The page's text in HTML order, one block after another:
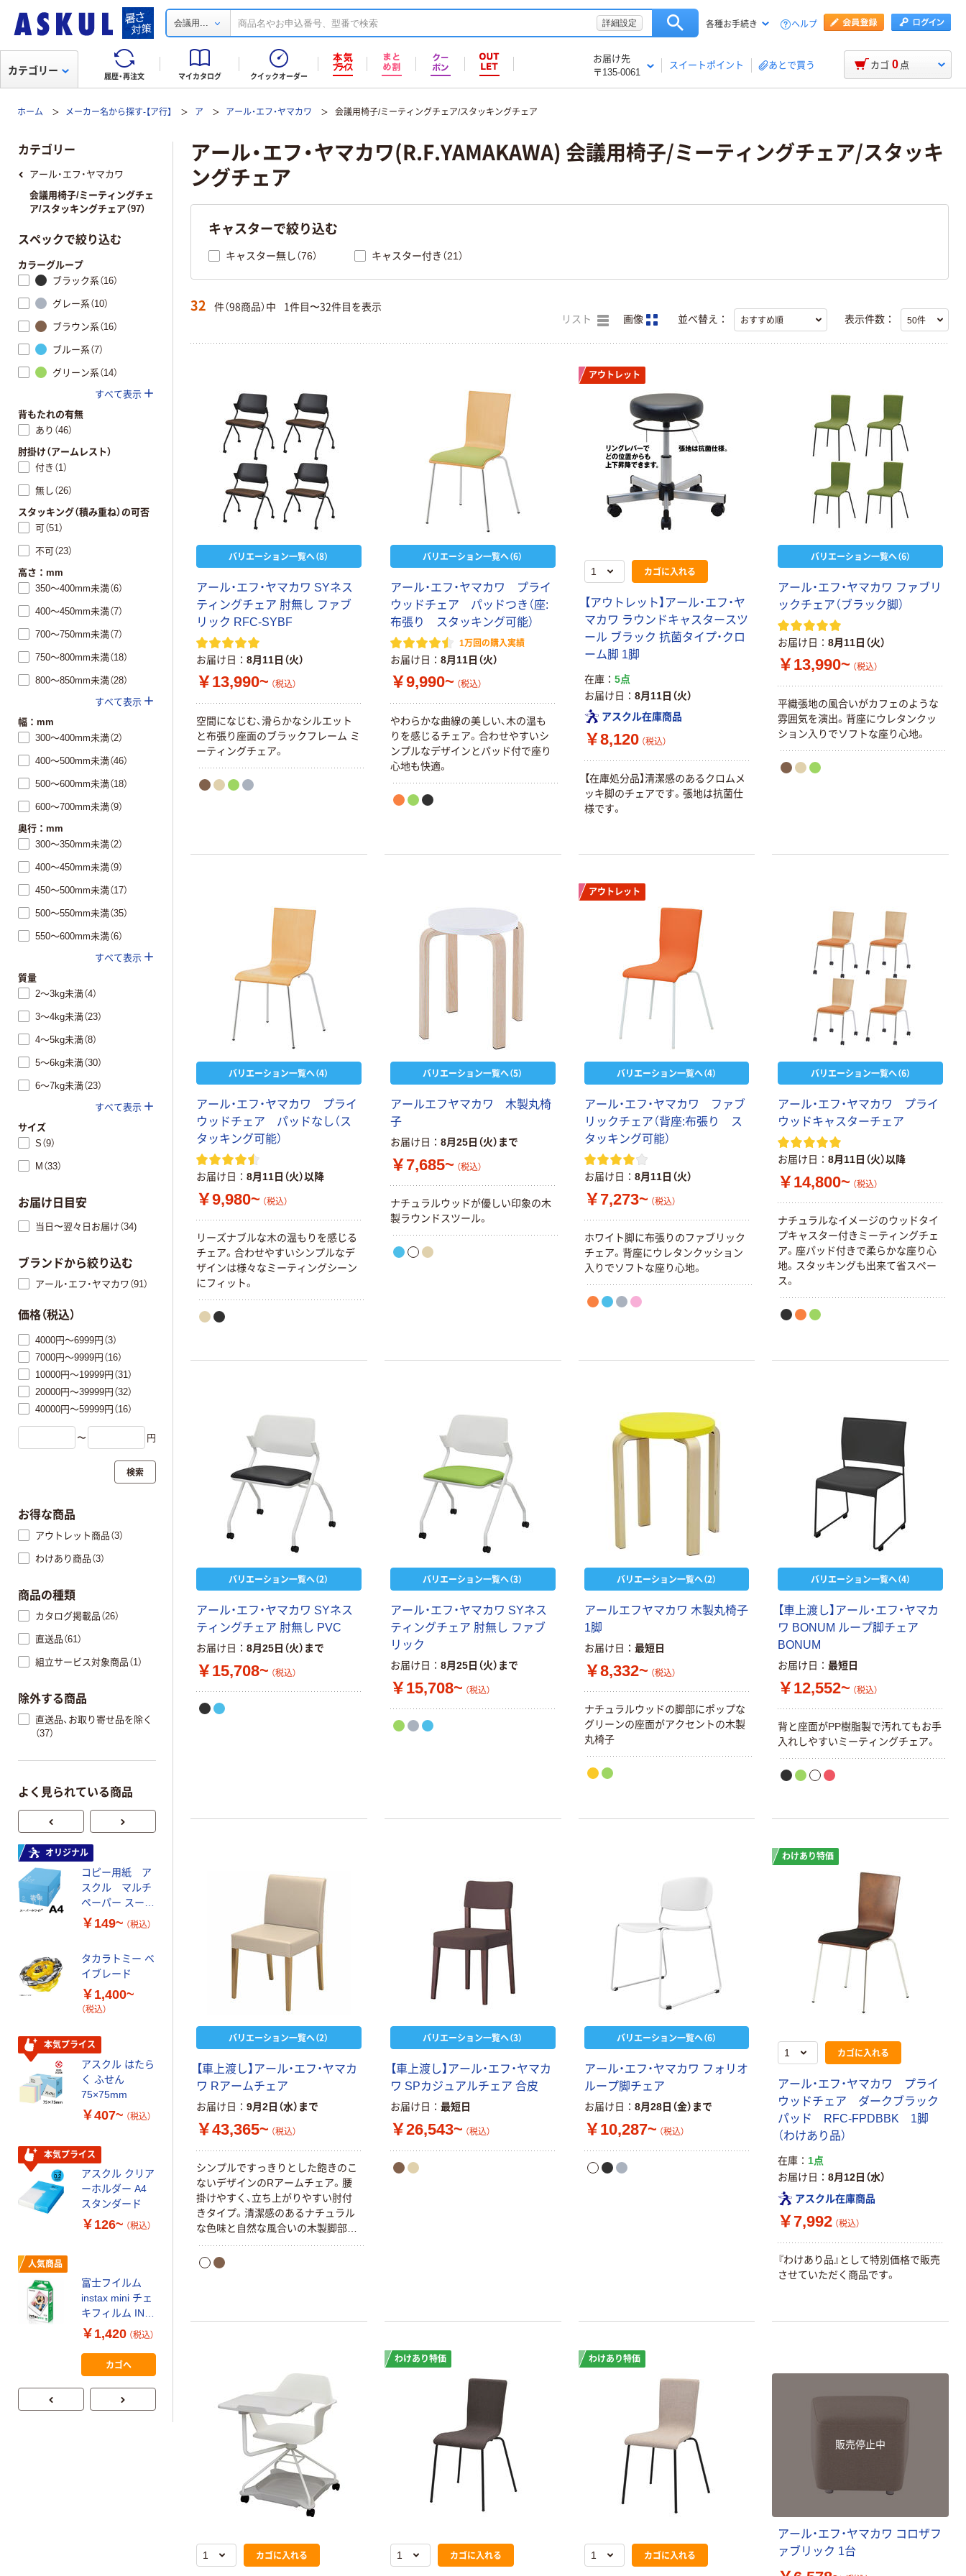
会議用 ... 詳細設定 各種お手続き ヘルプ
履歴・再注文 マイカタログ クイックオーダー
お届け先
〒135-0061
スイートポイント あとで買う
カテゴリー カゴ 0 点
ホーム メーカー名から探す-【ア行】 ア アール・エフ・ヤマカワ 会議用椅子/ミーティングチェア/スタッキングチェア
アール・エフ・ヤマカワ(R.F.YAMAKAWA) 会議用椅子/ミーティングチェア/スタッキ
ングチェア
キャスターで絞り込む
キャスター無し（76） キャスター付き（21）
32 件（98商品）中 1件目〜32件目を表示
リスト 画像 並べ替え： 表示件数：
バリエーション一覧へ（8）
アール・エフ・ヤマカワ SYネス
ティングチェア 肘無し ファブ
リック RFC-SYBF
お届け日 8月11日（火）
￥13,990~ （税込）
空間になじむ、滑らかなシルエット
と布張り座面のブラックフレーム ミ
ーティングチェア。
バリエーション一覧へ（6）
アール・エフ・ヤマカワ プライ
ウッドチェア パッドつき（座:
布張り スタッキング可能）
1万回の購入実績
お届け日 8月11日（火）
￥9,990~ （税込）
やわらかな曲線の美しい、木の温も
りを感じるチェア。合わせやすいシ
ンプルなデザインとパッド付で座り
心地も快適。
アウトレット
カゴに入れる
【アウトレット】アール・エフ・ヤ
マカワ ラウンドキャスタースツ
ール ブラック 抗菌タイプ・クロ
ーム脚 1脚
在庫
5点
お届け日
8月11日（火）
アスクル在庫商品
￥8,120 （税込）
【在庫処分品】清潔感のあるクロムメ
ッキ脚のチェアです。張地は抗菌仕
様です。
バリエーション一覧へ（6）
アール・エフ・ヤマカワ ファブリ
ックチェア（ブラック脚）
お届け日 8月11日（火）
￥13,990~ （税込）
平織張地の風合いがカフェのような
雰囲気を演出。背座にウレタンクッ
ション入りでソフトな座り心地。
バリエーション一覧へ（4）
アール・エフ・ヤマカワ プライ
ウッドチェア パッドなし（ス
タッキング可能）
お届け日 8月11日（火）以降
￥9,980~ （税込）
リーズナブルな木の温もりを感じる
チェア。合わせやすいシンプルなデ
ザインは様々なミーティングシーン
にフィット。
バリエーション一覧へ（5）
アールエフヤマカワ 木製丸椅
子
お届け日 8月25日（火）まで
￥7,685~ （税込）
ナチュラルウッドが優しい印象の木
製ラウンドスツール。
アウトレット
バリエーション一覧へ（4）
アール・エフ・ヤマカワ ファブ
リックチェア（背座:布張り ス
タッキング可能）
お届け日 8月11日（火）
￥7,273~ （税込）
ホワイト脚に布張りのファブリック
チェア。背座にウレタンクッション
入りでソフトな座り心地。
バリエーション一覧へ（6）
アール・エフ・ヤマカワ プライ
ウッドキャスターチェア
お届け日 8月11日（火）以降
￥14,800~ （税込）
ナチュラルなイメージのウッドタイ
プキャスター付きミーティングチェ
ア。座パッド付きで柔らかな座り心
地。スタッキングも出来て省スペー
ス。
バリエーション一覧へ（2）
アール・エフ・ヤマカワ SYネス
ティングチェア 肘無し PVC
お届け日 8月25日（火）まで
￥15,708~ （税込）
バリエーション一覧へ（3）
アール・エフ・ヤマカワ SYネス
ティングチェア 肘無し ファブ
リック
お届け日 8月25日（火）まで
￥15,708~ （税込）
バリエーション一覧へ（2）
アールエフヤマカワ 木製丸椅子
1脚
お届け日 最短日
￥8,332~ （税込）
ナチュラルウッドの脚部にポップな
グリーンの座面がアクセントの木製
丸椅子
バリエーション一覧へ（4）
【車上渡し】アール・エフ・ヤマカ
ワ BONUM ループ脚チェア
BONUM
お届け日 最短日
￥12,552~ （税込）
背と座面がPP樹脂製で汚れてもお手
入れしやすいミーティングチェア。
バリエーション一覧へ（2）
【車上渡し】アール・エフ・ヤマカ
ワ Rアームチェア
お届け日 9月2日（水）まで
￥43,365~ （税込）
シンプルですっきりとした飽きのこ
ないデザインのRアームチェア。腰
掛けやすく、立ち上がりやすい肘付
きタイプ。清潔感のあるナチュラル
な色味と自然な風合いの木製脚部で
温かみのある空間を演出します。背
面の取っ手で引き出しやすく、また
です。
バリエーション一覧へ（3）
【車上渡し】アール・エフ・ヤマカ
ワ SPカジュアルチェア 合皮
お届け日 最短日
￥26,543~ （税込）
バリエーション一覧へ（6）
アール・エフ・ヤマカワ フォリオ
ループ脚チェア
お届け日 8月28日（金）まで
￥10,287~ （税込）
わけあり特価
カゴに入れる
アール・エフ・ヤマカワ プライ
ウッドチェア ダークブラック
パッド RFC-FPDBBK 1脚
（わけあり品）
在庫
1点
お届け日
8月12日（水）
アスクル在庫商品
￥7,992 （税込）
『わけあり品』として特別価格で販売
させていただく商品です。
カゴに入れる
わけあり特価
カゴに入れる
わけあり特価
カゴに入れる
販売停止中
アール・エフ・ヤマカワ コロザフ
ァブリック 1台
カテゴリー
アール・エフ・ヤマカワ
会議用椅子/ミーティングチェ
ア/スタッキングチェア（97）
スペックで絞り込む
カラーグループ
ブラック系（16）
グレー系（10）
ブラウン系（16）
ブルー系（7）
グリーン系（14）
すべて表示
背もたれの有無
あり（46）
肘掛け（アームレスト）
付き（1）
無し（26）
スタッキング（積み重ね）の可否
可（51）
不可（23）
高さ：mm
350～400mm未満（6）
400～450mm未満（7）
700～750mm未満（7）
750～800mm未満（18）
800～850mm未満（28）
すべて表示
幅：mm
300～400mm未満（2）
400～500mm未満（46）
500～600mm未満（18）
600～700mm未満（9）
奥行：mm
300～350mm未満（2）
400～450mm未満（9）
450～500mm未満（17）
500～550mm未満（35）
550～600mm未満（6）
すべて表示
質量
2～3kg未満（4）
3～4kg未満（23）
4～5kg未満（8）
5～6kg未満（30）
6～7kg未満（23）
すべて表示
サイズ
S（9）
M（33）
お届け日目安
当日〜翌々日お届け（34)
ブランドから絞り込む
アール・エフ・ヤマカワ（91）
価格（税込）
4000円～6999円（3）
7000円～9999円（16）
10000円～19999円（31）
20000円～39999円（32）
40000円～59999円（16）
〜 円
検索
お得な商品
アウトレット商品（3）
わけあり商品（3）
商品の種類
カタログ掲載品（26）
直送品（61）
組立サービス対象商品（1）
除外する商品
直送品、お取り寄せ品を除く
（37）
よく見られている商品
オリジナル
コピー用紙 ア
スクル マルチ
ペーパー スーパ
ーホワイト+
￥149~ （税込）
タカラトミー ベ
イブレード
￥1,400~
（税込）
本気プライス
アスクル はたら
く ふせん
75×75mm
￥407~ （税込）
本気プライス
アスクル クリア
ーホルダー A4
スタンダード
￥126~ （税込）
人気商品
富士フイルム
instax mini チェ
キフィルム INS
MINI JP1 1パッ
ク（10枚入り）
￥1,420 （税込）
カゴへ
ゴミ袋 エコノミ
ータイプ 乳白半
透明 高密度タイ
プ 詰替用 バイ
オマス素材10％
配合
￥616~ （税込）
オリジナル
乾電池 単3
形 アルカリ乾
電池 北欧パッ
ケージ アスク
ルオリジナル
￥140~ （税込）
本気プライス
ティッシュペー
パー ボックス
スクル スマート
コンパクト ビ
ビッド PEFC認
証
オリジナル
コピー用紙 マ
ルチペーパー
スーパーエコノ
ミー+
スクル 現場のチ
トイレットペー
パー ダブル60
100% 6ロール
リサイクル100
証
￥460~ （税込）
オリジナル
乾電池 単4
形 アルカリ乾
電池 北欧パッ
ケージ アスク
ルオリジナル
中判 再生紙
FSC認証 シング
ル 大王製紙共同
￥149~ （税込）
（税込）
オリジナル
サントリー 伊右
￥528~
オリジナル
アスクル プラス
チックグローブ
粉なし（パウダ
ーフリー）
富士フイルム
￥159~ （税込）
75×25mm
￥377~
本気プライス
ニチバン セロテ
ープ 大巻
アスクル セロハ
￥216~
本気プライス
A4タテ(コクヨ
本気プライス
キングジム テプ
ラ TEPRA
PRO【純正】テー
プ 白ラベル
12mm幅 （黒文
字）
￥914~
富士フイルム チ
ェキ専用フィル
ム INSTAX MINI
WW2
￥1,580~
本気プライス
トイレットペー
パー シングル
120ｍ 再生紙
100% 6ロール